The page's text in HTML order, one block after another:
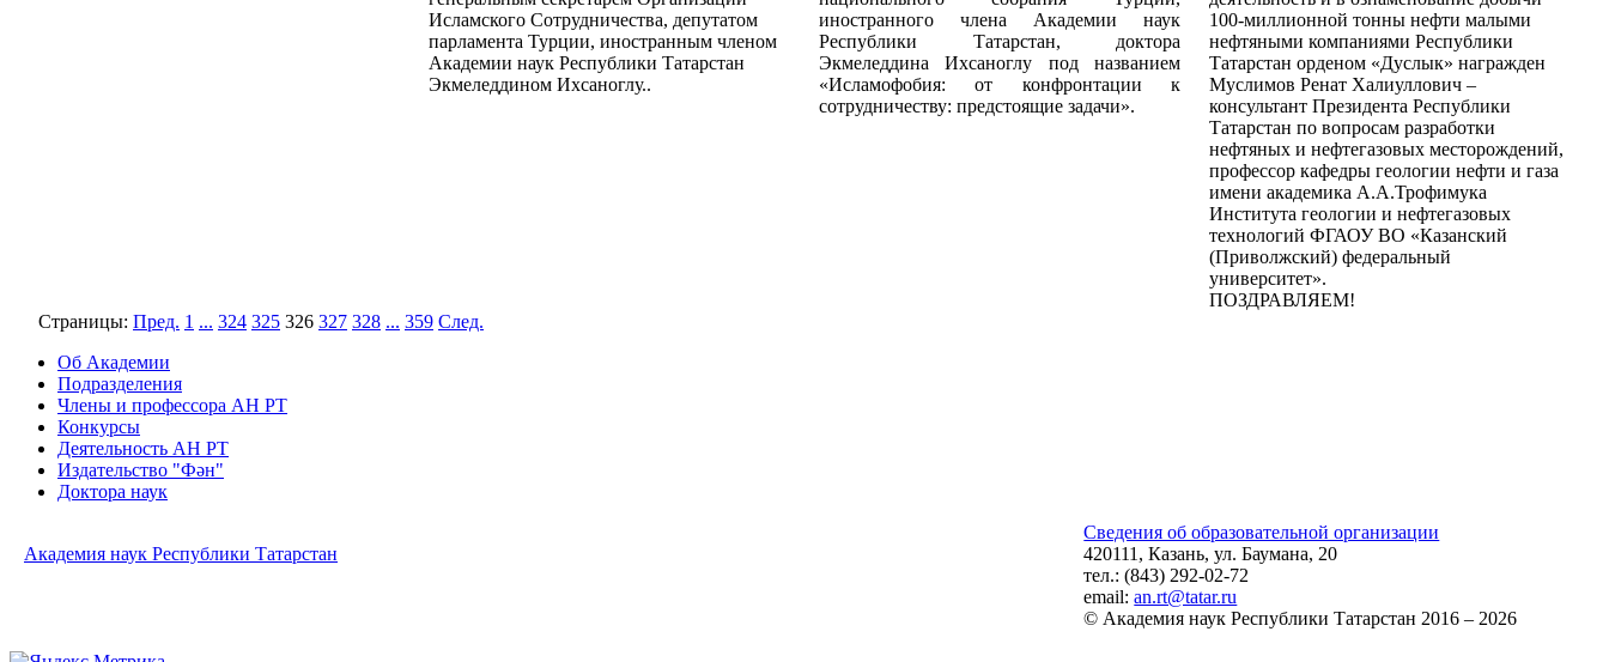
Исламского Сотрудничества, депутатом
парламента Турции, иностранным членом
Академии наук Республики Татарстан
Экмеледдином Ихсаноглу..
иностранного члена Академии наук
Республики Татарстан, доктора
Экмеледдина Ихсаноглу под названием
«Исламофобия: от конфронтации к
сотрудничеству: предстоящие задачи».
100-миллионной тонны нефти малыми
нефтяными компаниями Республики
Татарстан орденом «Дуслык» награжден
Муслимов Ренат Халиуллович –
консультант Президента Республики
Татарстан по вопросам разработки
нефтяных и нефтегазовых месторождений,
профессор кафедры геологии нефти и газа
имени академика А.А.Трофимука
Института геологии и нефтегазовых
технологий ФГАОУ ВО «Казанский
(Приволжский) федеральный
университет».
ПОЗДРАВЛЯЕМ!
Страницы: Пред. 1 ... 324 325 326 327 328 ... 359 След.
Об Академии
Подразделения
Члены и профессора АН РТ
Конкурсы
Деятельность АН РТ
Издательство "Фән"
Доктора наук
Академия наук Республики Татарстан
Сведения об образовательной организации
420111, Казань, ул. Баумана, 20
тел.: (843) 292-02-72
email:an.rt@tatar.ru
© Академия наук Республики Татарстан 2016 – 2026